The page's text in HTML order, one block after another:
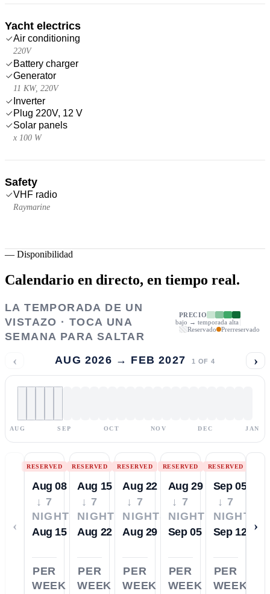
Yacht electrics
Air conditioning
220V
Battery charger
Generator
11 KW, 220V
Inverter
Plug 220V, 12 V
Solar panels
x 100 W
Safety
VHF radio
Raymarine
— Disponibilidad
Calendario en directo, en tiempo real.
LA TEMPORADA DE UN
VISTAZO · TOCA UNA
SEMANA PARA SALTAR
PRECIO
bajo → temporada alta
Reservado
Prerreservado
‹ AUG 2026 → FEB 2027 1 OF 4 ›
AUG SEP OCT NOV DEC JAN
‹
RESERVED
Aug 08
↓ 7
NIGHTS
Aug 15
PER
WEEK
RESERVED
Aug 15
↓ 7
NIGHTS
Aug 22
PER
WEEK
RESERVED
Aug 22
↓ 7
NIGHTS
Aug 29
PER
WEEK
RESERVED
Aug 29
↓ 7
NIGHTS
Sep 05
PER
WEEK
RESERVED
Sep 05
↓ 7
NIGHTS
Sep 12
PER
WEEK
›